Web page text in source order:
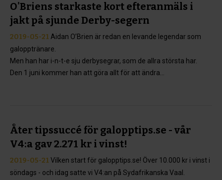
O'Briens starkaste kort efteranmäls i
jakt på sjunde Derby-segern
2019-05-21 Aidan O’Brien är redan en levande legendar som
galopptränare.
Men han har i-n-t-e sju derbysegrar, som de allra största har.
Den 1 juni kommer han att göra allt för att ändra...
Åter tipssuccé för galopptips.se - vår
V4:a gav 2.271 kr i vinst!
2019-05-21Vilken start för galopptips.se! Över 10.000 kr i vinst i
söndags - och idag satte vi V4:an på Sydafrikanska Vaal.